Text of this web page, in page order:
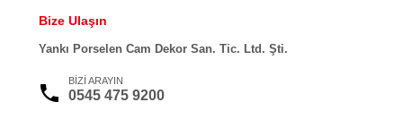
Bize Ulaşın
Yankı Porselen Cam Dekor San. Tic. Ltd. Şti.
BİZİ ARAYIN
0545 475 9200